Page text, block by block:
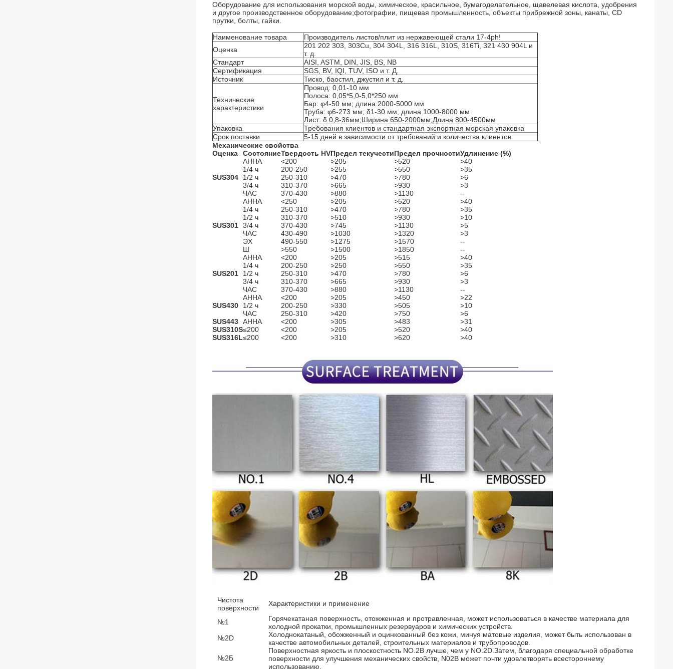
Оборудование для использования морской воды, химическое, красильное, бумагоделательное, щавелевая кислота, удобрения
и другое производственное оборудование;фотографии, пищевая промышленность, объекты прибрежной зоны, канаты, CD
прутки, болты, гайки.
Наименование товара
Производитель листов/плит из нержавеющей стали 17-4ph!
Оценка
201 202 303, 303Cu, 304 304L, 316 316L, 310S, 316Ti, 321 430 904L и
т. д.
Стандарт
AISI, ASTM, DIN, JIS, BS, NB
Сертификация
SGS, BV, IQI, TUV, ISO и т. Д.
Источник
Тиско, баостил, джустил и т. д.
Технические
характеристики
Провод: 0,01-10 мм
Полоса: 0,05*5,0-5,0*250 мм
Бар: φ4-50 мм; длина 2000-5000 мм
Труба: φ6-273 мм; δ1-30 мм; длина 1000-8000 мм
Лист: δ 0,8-36мм;Ширина 650-2000мм;Длина 800-4500мм
Упаковка
Требования клиентов и стандартная экспортная морская упаковка
Срок поставки
5-15 дней в зависимости от требований и количества клиентов
Механические свойства
Оценка
СостояниеТвердость HVПредел текучестиПредел прочностиУдлинение (%)
SUS304
АННА <200 >205 >520
>40
1/4 ч
200-250 >255 >550
>35
1/2 ч
250-310 >470 >780
>6
3/4 ч
310-370 >665 >930
>3
ЧАС
370-430 >880 >1130 --
SUS301
АННА <250 >205 >520
>40
1/4 ч
250-310 >470 >780
>35
1/2 ч
310-370 >510 >930
>10
3/4 ч
370-430 >745 >1130
>5
ЧАС
430-490 >1030 >1320
>3
ЭХ
490-550 >1275 >1570
--
Ш
>550 >1500 >1850 --
SUS201
АННА <200 >205 >515
>40
1/4 ч
200-250 >250 >550
>35
1/2 ч
250-310 >470 >780
>6
3/4 ч
310-370 >665 >930
>3
ЧАС
370-430 >880 >1130
--
SUS430
АННА <200 >205 >450
>22
1/2 ч
200-250 >330 >505
>10
ЧАС
250-310 >420 >750
>6
SUS443 АННА <200 >305 >483
>31
SUS310S≤200 <200 >205 >520
>40
SUS316L≤200 <200 >310 >620 >40
Чистота
поверхности
Характеристики и применение
№1
Горячекатаная поверхность, отожженная и протравленная, может использоваться в качестве материала для
холодной прокатки, промышленных резервуаров и химических устройств.
№2D
Холоднокатаный, обожженный и оцинкованный без кожи, минуя матовые изделия, может быть использован в
качестве автомобильных деталей, строительных материалов и трубопроводов.
№2Б
Поверхностная яркость и плоскостность NO.2B лучше, чем у NO.2D.Затем, благодаря специальной обработке
поверхности для улучшения механических свойств, N02B может почти удовлетворять всестороннему
использованию.